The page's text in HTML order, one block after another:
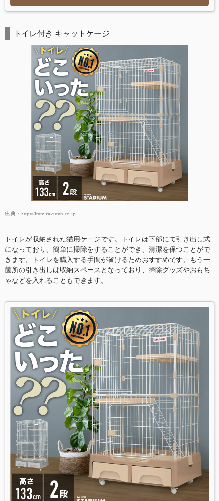
トイレ付き キャットケージ
出典： https//item.rakuten.co.jp
トイレが収納された猫用ケージです。トイレは下部にて引き出し式
になっており、簡単に掃除をすることができ、清潔を保つことがで
きます。トイレを購入する手間が省けるためおすすめです。もう一
箇所の引き出しは収納スペースとなっており、掃除グッズやおもち
ゃなどを入れることもできます。